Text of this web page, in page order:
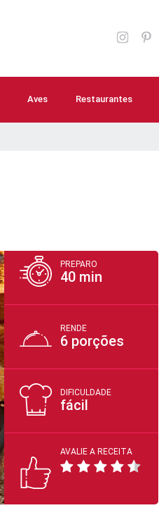
Aves Restaurantes
Sopas e caldos
PREPARO
40 min
RENDE
6 porções
DIFICULDADE
fácil
AVALIE A RECEITA